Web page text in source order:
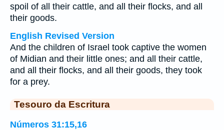
spoil of all their cattle, and all their flocks, and all
their goods.
English Revised Version
And the children of Israel took captive the women
of Midian and their little ones; and all their cattle,
and all their flocks, and all their goods, they took
for a prey.
Tesouro da Escritura
Números 31:15,16